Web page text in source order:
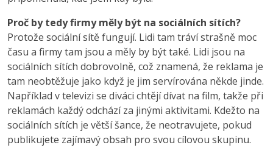
Proč by tedy firmy měly být na sociálních sítích?
Protože sociální sítě fungují. Lidi tam tráví strašně moc
času a firmy tam jsou a měly by být také. Lidi jsou na
sociálních sítích dobrovolně, což znamená, že reklama je
tam neobtěžuje jako když je jim servírována někde jinde.
Například v televizi se diváci chtějí dívat na film, takže při
reklamách každý odchází za jinými aktivitami. Kdežto na
sociálních sítích je větší šance, že neotravujete, pokud
publikujete zajímavý obsah pro svou cílovou skupinu.